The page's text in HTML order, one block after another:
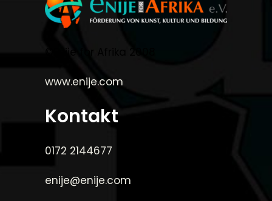
www.enije.com
Kontakt
0172 2144677
enije@enije.com